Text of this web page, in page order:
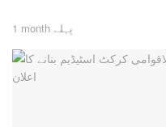
1 month پہلے